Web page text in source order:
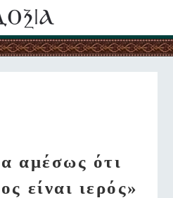
αμέσως ότι
είναι ιερός»